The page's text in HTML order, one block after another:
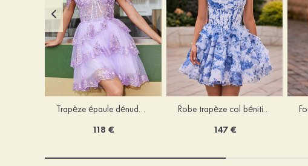
Trapèze épaule dénudée tulle courte/mini robe de fête de la rentrée avec paillettes
118 €
Robe trapèze col bénitier mousseline courte/mini robe de fête de la rentrée avec appliqué
147 €